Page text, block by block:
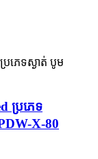
ប្រភេទ
X-80